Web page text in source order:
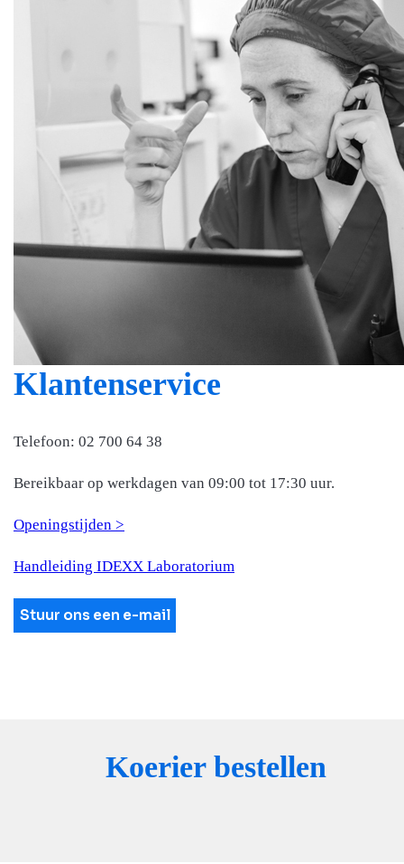
Klantenservice
Telefoon: 02 700 64 38
Bereikbaar op werkdagen van 09:00 tot 17:30 uur.
Openingstijden >
Handleiding IDEXX Laboratorium
Stuur ons een e-mail
Koerier bestellen